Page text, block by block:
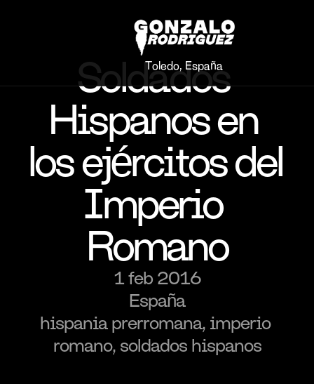
Toledo, España
Soldados
Hispanos en
los ejércitos del
Imperio
Romano
1 feb 2016
España
hispania prerromana, imperio
romano, soldados hispanos